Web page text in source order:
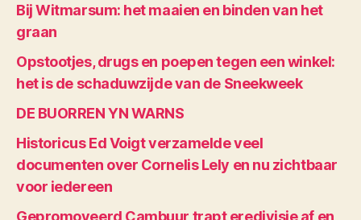
Bij Witmarsum: het maaien en binden van het
graan
Opstootjes, drugs en poepen tegen een winkel:
het is de schaduwzijde van de Sneekweek
DE BUORREN YN WARNS
Historicus Ed Voigt verzamelde veel
documenten over Cornelis Lely en nu zichtbaar
voor iedereen
Gepromoveerd Cambuur trapt eredivisie af en